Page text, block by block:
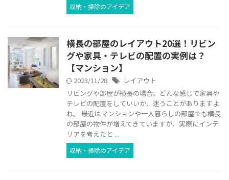
収納・掃除のアイデア
横長の部屋のレイアウト20選！リビン
グや家具・テレビの配置の実例は？
【マンション】
2023/11/28
レイアウト
リビングや部屋が横長の場合、どんな感じで家具や
テレビの配置をしていいか、迷うことがありますよ
ね。 最近はマンションや一人暮らしの部屋でも横長
の部屋の物件が増えてきていますが、実際にインテ
リアを考えたと ...
収納・掃除のアイデア